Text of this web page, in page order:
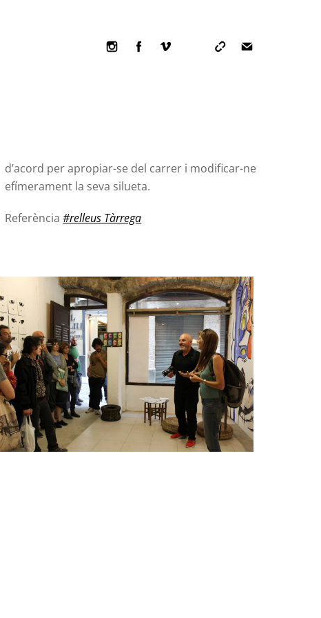
Icon
Icon
Icon
d’acord per apropiar-se del carrer i modificar-ne
efímerament la seva silueta.
Referència#relleus Tàrrega